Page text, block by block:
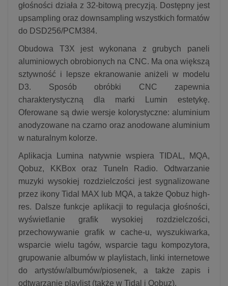
głośności działa z 32-bitową precyzją. Dostępny jest
upsampling oraz downsampling wszystkich formatów
do DSD256/PCM384.
Obudowa T3X jest wykonana z grubych paneli
aluminiowych obrobionych na CNC. Ma ona większą
sztywność i lepsze ekranowanie aniżeli w modelu
D3. Sposób obróbki CNC zapewnia
charakterystyczną dla marki Lumin estetykę.
Oferowane są dwie wersje kolorystyczne: aluminium
anodyzowane na czarno oraz anodowane aluminium
w naturalnym kolorze.
Aplikacja Lumina natywnie wspiera TIDAL, MQA,
Qobuz, KKBox oraz TuneIn Radio. Odtwarzanie
muzyki wysokiej rozdzielczości jest sygnalizowane
przez ikony Tidal MAX lub MQA, a także Qobuz high-
res. Dalsze funkcje aplikacji to regulacja głośności,
wyświetlanie grafik wysokiej rozdzielczości,
przechowywanie grafik w cache-u, wyszukiwarka,
wsparcie wielu tagów, wsparcie tagu kompozytora,
grupowanie albumów w playlistach, linki internetowe
do artystów/albumów/piosenek, a także zapis i
odtwarzanie playlist (także w Tidal i Qobuz).